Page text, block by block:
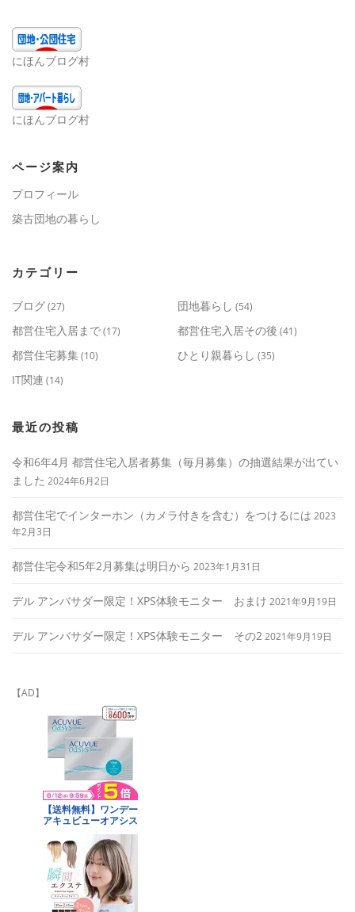
にほんブログ村
にほんブログ村
ページ案内
プロフィール
築古団地の暮らし
カテゴリー
ブログ(27) 団地暮らし (54)
都営住宅入居まで(17) 都営住宅入居その後 (41)
都営住宅募集(10) ひとり親暮らし (35)
IT関連 (14)
最近の投稿
令和6年4月 都営住宅入居者募集（毎月募集）の抽選結果が出てい
ました 2024年6月2日
都営住宅でインターホン（カメラ付きを含む）をつけるには 2023
年2月3日
都営住宅令和5年2月募集は明日から 2023年1月31日
デル アンバサダー限定！XPS体験モニター おまけ 2021年9月19日
デル アンバサダー限定！XPS体験モニター その22021年9月19日
【AD】